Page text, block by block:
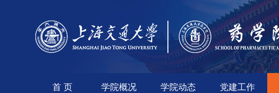
首 页 学院概况 学院动态 党建工作